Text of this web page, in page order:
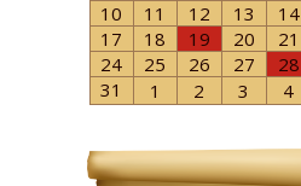
10
11 12 13 14
17
18 19 20 21
24
25 26 27 28
31
1 2 3 4